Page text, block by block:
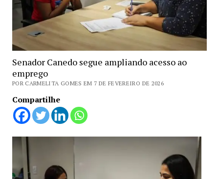
Senador Canedo segue ampliando acesso ao
emprego
POR CARMELITA GOMES EM 7 DE FEVEREIRO DE 2026
Compartilhe